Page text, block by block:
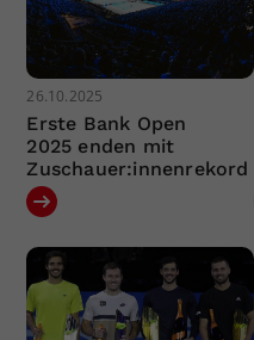
26.10.2025
Erste Bank Open
2025 enden mit
Zuschauer:innenrekord